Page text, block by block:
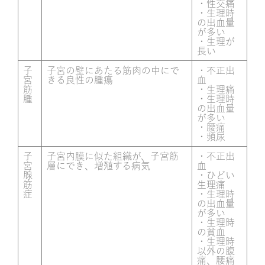
・性交痛
・生理時
の出血量
が多い
・生理が
長い
子
宮
筋
腫
子宮の壁にあたる筋肉の中にで
きる良性の腫瘍
・不正出
血
・生理痛
・生理時
の出血量
が多い
・腰痛
・頻尿
子
宮
腺
筋
症
子宮内膜に似た組織が、子宮筋
層にでき、増殖する病気
・不正出
血
・ひどい
生理痛
・生理時
の出血量
が多い
・生理時
の貧血
・生理時
以外の腹
痛、腰痛